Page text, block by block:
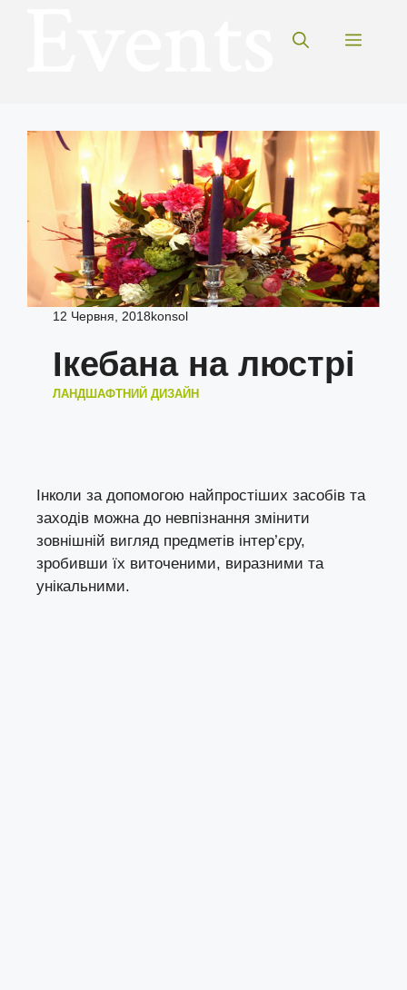
Меню
12 Червня, 2018konsol
Ікебана на люстрі
ЛАНДШАФТНИЙ ДИЗАЙН
Інколи за допомогою найпростіших засобів та
заходів можна до невпізнання змінити
зовнішній вигляд предметів інтер’єру,
зробивши їх виточеними, виразними та
унікальними.